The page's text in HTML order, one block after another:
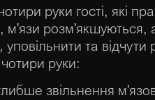
руки гості, які
м'язи розм'якшуються,
уповільнити та
руки:
звільнення